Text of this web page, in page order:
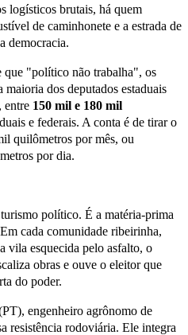
logísticos brutais, há quem
de caminhonete e a estrada de
democracia.
que "político não trabalha", os
dos deputados estaduais
entre 150 mil e 180 mil
e federais. A conta é de tirar o
quilômetros por mês, ou
por dia.
político. É a matéria-prima
cada comunidade ribeirinha,
vila esquecida pelo asfalto, o
obras e ouve o eleitor que
do poder.
engenheiro agrônomo de
resistência rodoviária. Ele integra